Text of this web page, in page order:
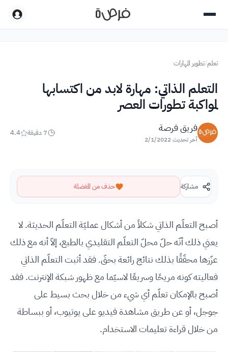
تعلم/تطوير المهارات
التعلم الذاتي: مهارة لابد من اكتسابها
لمواكبة تطورات العصر
فريق فرصة
آخر تحديث2/1/2022
7 دقيقة 4.4
مشاركة حذف من المفضلة
أصبح التعلّم الذاتي شكلاً من أشكال عمليّة التعلّم الحديثة. لا
يعني ذلك أنّه حلّ محلّ التعلّم التقليدي بالطبع، إلاّ أنه مع ذلك
عزّزها محقّقًا بذلك نتائج رائعة بحقّ. فقد أثبت التعلّم الذاتي
فعاليته كونه مريحًا وسريعًا لاسيّما مع ظهور شبكة الإنترنت. فقد
أصبح بالإمكان تعلّم أي شيء من خلال بحث بسيط على
جوجل، أو عن طريق مشاهدة فيديو على يوتيوب، أو ببساطة
من خلال قراءة تعليمات الاستخدام.